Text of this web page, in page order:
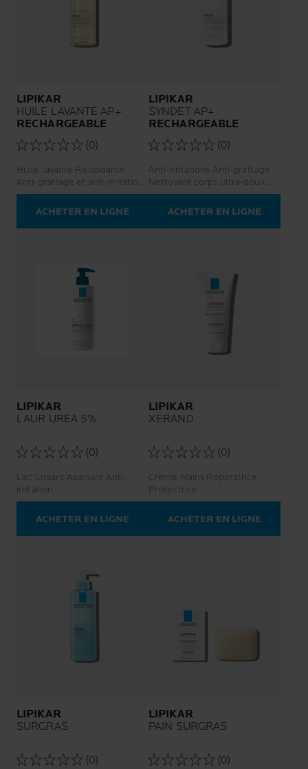
LIPIKAR
HUILE LAVANTE AP+
RECHARGEABLE​
(0)
Huile lavante Relipidante
Anti-grattage et anti-irritations
Visage et corps
ACHETER EN LIGNE
LIPIKAR
SYNDET AP+
RECHARGEABLE
(0)
Anti-irritations Anti-grattage
Nettoyant corps ultra-doux
Visage et corps
ACHETER EN LIGNE
LIPIKAR
LAUR UREA 5%
(0)
Lait Lissant Apaisant Anti-
irritation
ACHETER EN LIGNE
LIPIKAR
XERAND
(0)
Crème Mains Réparatrice
Protectrice
ACHETER EN LIGNE
LIPIKAR
SURGRAS
(0)
LIPIKAR
PAIN SURGRAS
(0)